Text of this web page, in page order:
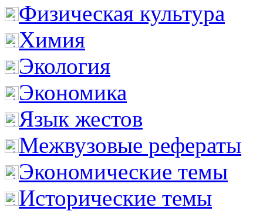
Физическая культура
Химия
Экология
Экономика
Язык жестов
Межвузовые рефераты
Экономические темы
Исторические темы